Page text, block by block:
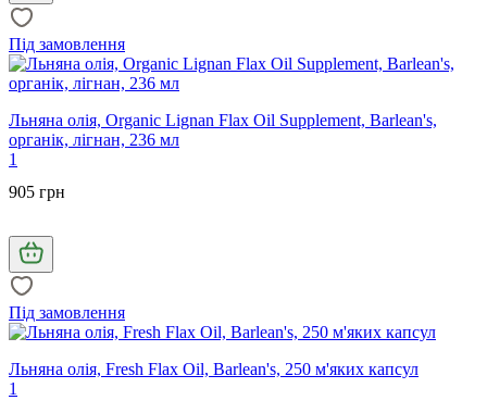
Під замовлення
Льняна олія, Organic Lignan Flax Oil Supplement, Barlean's,
органік, лігнан, 236 мл
1
905 грн
Під замовлення
Льняна олія, Fresh Flax Oil, Barlean's, 250 м'яких капсул
1